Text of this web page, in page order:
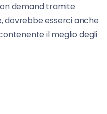
demand tramite
dovrebbe esserci anche
il meglio degli